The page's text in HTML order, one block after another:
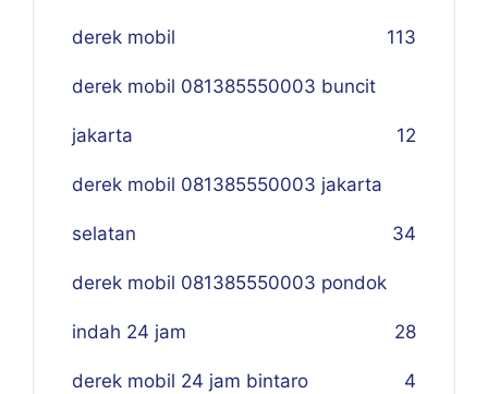
derek mobil 113
derek mobil 081385550003 buncit
jakarta 12
derek mobil 081385550003 jakarta
selatan 34
derek mobil 081385550003 pondok
indah 24 jam 28
derek mobil 24 jam bintaro 4